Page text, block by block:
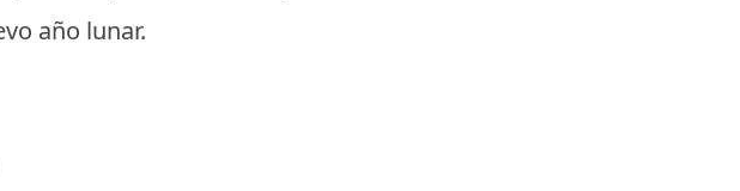
año lunar.